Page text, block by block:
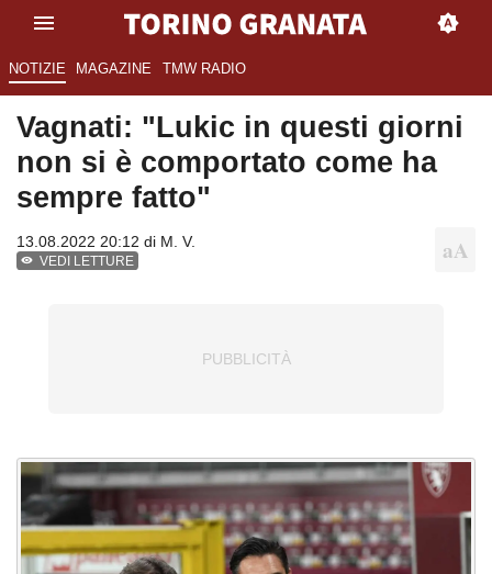
NOTIZIE MAGAZINE TMW RADIO
Vagnati: "Lukic in questi giorni
non si è comportato come ha
sempre fatto"
13.08.2022 20:12 di M. V.
VEDI LETTURE